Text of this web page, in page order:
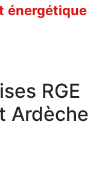
énergétique
RGE
Ardèche